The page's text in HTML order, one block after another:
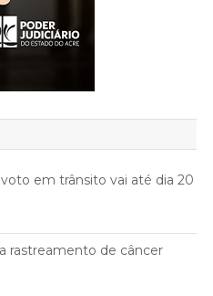
em trânsito vai até dia 20
rastreamento de câncer